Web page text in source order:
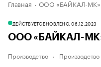
Главная ООО «БАЙКАЛ-МК»
ДЕЙСТВУЕТОБНОВЛЕНО, 06.12.2023
ООО «БАЙКАЛ-
Производство